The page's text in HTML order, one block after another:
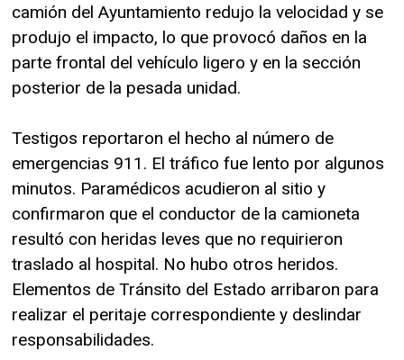
camión del Ayuntamiento redujo la velocidad y se
produjo el impacto, lo que provocó daños en la
parte frontal del vehículo ligero y en la sección
posterior de la pesada unidad.
Testigos reportaron el hecho al número de
emergencias 911. El tráfico fue lento por algunos
minutos. Paramédicos acudieron al sitio y
confirmaron que el conductor de la camioneta
resultó con heridas leves que no requirieron
traslado al hospital. No hubo otros heridos.
Elementos de Tránsito del Estado arribaron para
realizar el peritaje correspondiente y deslindar
responsabilidades.